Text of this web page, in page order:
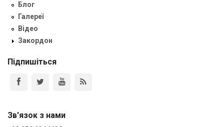
Блог
Галереї
Відео
Закордон
Підпишіться
Зв'язок з нами